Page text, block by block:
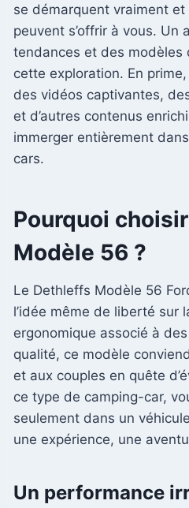
se démarquent vraiment
peuvent s’offrir à vous. Un
tendances et des modèles
cette exploration. En
des vidéos captivantes,
et d’autres contenus
immerger entièrement
cars.
Pourquoi
Modèle 56 ?
Le Dethleffs Modèle 56
l’idée même de liberté sur
ergonomique associé à
qualité, ce modèle
et aux couples en quête
ce type de camping-car,
seulement dans un
une expérience, une
Un performance